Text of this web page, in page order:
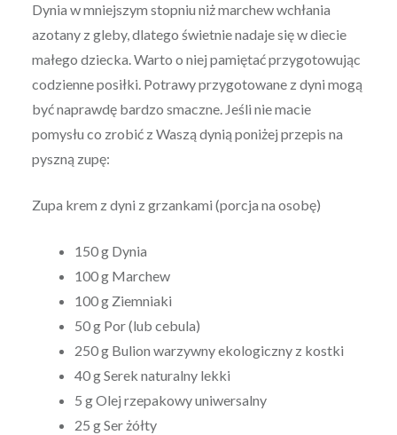
Dynia w mniejszym stopniu niż marchew wchłania
azotany z gleby, dlatego świetnie nadaje się w diecie
małego dziecka. Warto o niej pamiętać przygotowując
codzienne posiłki. Potrawy przygotowane z dyni mogą
być naprawdę bardzo smaczne. Jeśli nie macie
pomysłu co zrobić z Waszą dynią poniżej przepis na
pyszną zupę:
Zupa krem z dyni z grzankami (porcja na osobę)
150 g Dynia
100 g Marchew
100 g Ziemniaki
50 g Por (lub cebula)
250 g Bulion warzywny ekologiczny z kostki
40 g Serek naturalny lekki
5 g Olej rzepakowy uniwersalny
25 g Ser żółty